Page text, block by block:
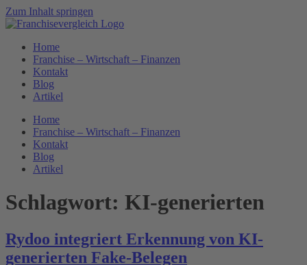
Zum Inhalt springen
Home
Franchise – Wirtschaft – Finanzen
Kontakt
Blog
Artikel
Home
Franchise – Wirtschaft – Finanzen
Kontakt
Blog
Artikel
Schlagwort: KI-generierten
Rydoo integriert Erkennung von KI-
generierten Fake-Belegen